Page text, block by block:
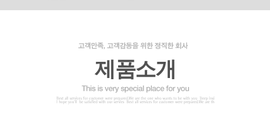
제품소개